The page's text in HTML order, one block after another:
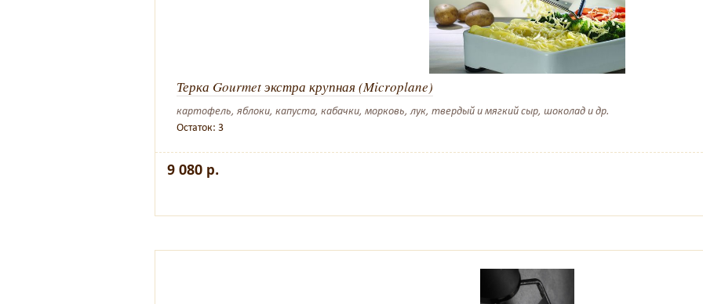
Терка Gourmet экстра крупная (Microplane)
картофель, яблоки, капуста, кабачки, морковь, лук, твердый и мягкий сыр, шоколад и др.
Остаток: 3
9 080 р.